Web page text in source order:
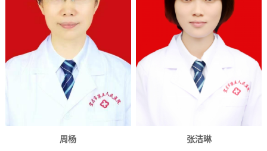
周杨 张洁琳